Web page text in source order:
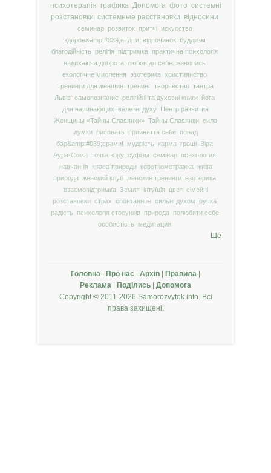
психотерапія графика Допомога фото системні
розстановки системные расстановки відносини
семинар розвиток притчі
искусство
здоров&amp;#039;я
діти відпочинок буддизм
благодійність
релігія підтримка
практична психологія
надихаюча доброта
любов до себе живопись
екологічне мислення
эзотерика християнство
тренинги для женщин тренинг творчество тантра
Львів самопознание релігійні та духовні книги йога
для начинающих
велетні духу
Центр развития
Женщины «Тайны Славянки» Тайны Славянки сила
думки
рисовать прийняття себе
понад
бар&amp;#039;єрами!
мудрість карма гроші Віра
Аура-Сома точка зору суфізм семінар психология
навчання
краса природи короткометражка жива
природа женский клуб женские тренинги езотерика
взаємопідтримка Земля інтуїція цвет сімейні
розстановки страх спонтанное сильні духом
ручка
радість
психологія стосунків природа
полюбити себе
особистість
медитации
Ще
Головна | Про нас | Архів | Правила |
Реклама | Поділись | Допомога
Copyright © 2011-2026 Samorozvytok.info. Всі
права захищені.